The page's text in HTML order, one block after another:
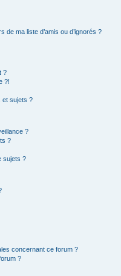
de ma liste d’amis ou d’ignorés ?
?
?!
et sujets ?
?
?
sujets ?
concernant ce forum ?
?